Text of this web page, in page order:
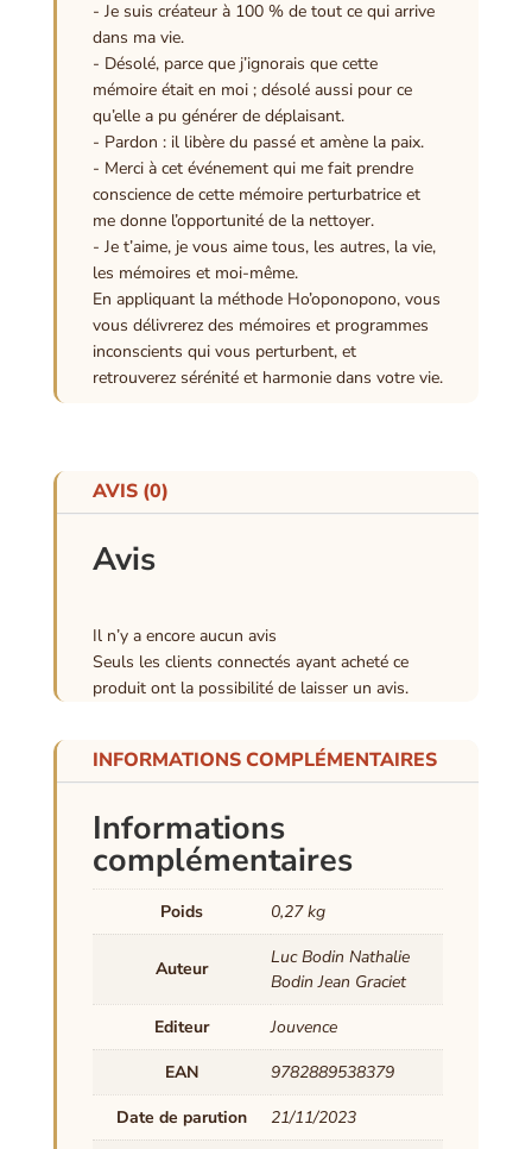
- Je suis créateur à 100 % de tout ce qui arrive
dans ma vie.
- Désolé, parce que j’ignorais que cette
mémoire était en moi ; désolé aussi pour ce
qu’elle a pu générer de déplaisant.
- Pardon : il libère du passé et amène la paix.
- Merci à cet événement qui me fait prendre
conscience de cette mémoire perturbatrice et
me donne l’opportunité de la nettoyer.
- Je t’aime, je vous aime tous, les autres, la vie,
les mémoires et moi-même.
En appliquant la méthode Ho’oponopono, vous
vous délivrerez des mémoires et programmes
inconscients qui vous perturbent, et
retrouverez sérénité et harmonie dans votre vie.
AVIS (0)
Avis
Il n’y a encore aucun avis
Seuls les clients connectés ayant acheté ce
produit ont la possibilité de laisser un avis.
INFORMATIONS COMPLÉMENTAIRES
Informations
complémentaires
Poids 0,27 kg
Auteur
Luc Bodin Nathalie
Bodin Jean Graciet
Editeur
Jouvence
EAN
9782889538379
Date de parution
21/11/2023